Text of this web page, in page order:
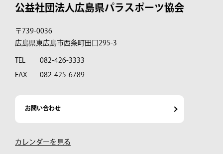
公益社団法人広島県パラスポーツ協会
〒739-0036
広島県東広島市西条町田口295-3
TEL
082-426-3333
FAX
082-425-6789
お問い合わせ
カレンダーを見る